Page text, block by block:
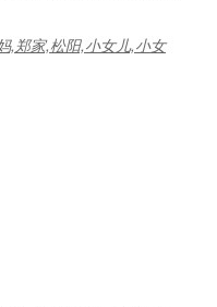
,郑家,松阳,小女儿,小女